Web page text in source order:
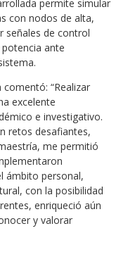
permite simular
con nodos de alta,
señales de control
ante
“Realizar
excelente
e investigativo.
retos desafiantes,
me permitió
ámbito personal,
con la posibilidad
enriqueció aún
y valorar